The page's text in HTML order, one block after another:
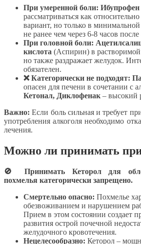
При умеренной боли: Ибупрофен
рассматриваться как
вариант, но только в
не ранее чем через 6-8 часов после
При головной боли:
кислота (Аспирин) в
но также раздражает желудок.
обязателен.
❌ Категорически не подходят:
опасен для печени в сочетании с
Кетонал, Диклофенак – высокий
Важно: Если боль сильная и требует
употребления алкоголя необходимо
лечения.
Можно ли принимать
🚫 Принимать Кеторол для
похмелья категорически запрещено.
Смертельно опасно: Похмелье
обезвоживанием и нарушением
Прием в этом состоянии создает
развития острой почечной
желудочного кровотечения.
Нецелесообразно: Кеторол –